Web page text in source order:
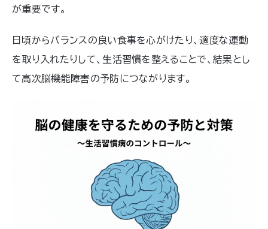
が重要です。
日頃からバランスの良い食事を心がけたり、適度な運動
を取り入れたりして、生活習慣を整えることで、結果とし
て高次脳機能障害の予防につながります。